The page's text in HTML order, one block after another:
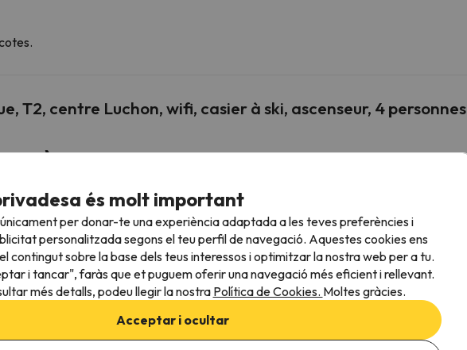
T2, centre Luchon, wifi, casier à ski, ascenseur, 4 personnes
Aeroports propers
Aeroport de Tarbes (XTB - Aeródromo
de Tarbes)
Aeroport de La Seu d'Urgell (LEU) 83.4 km
és molt important
per donar-te una experiència adaptada a les teves preferències i
personalitzada segons el teu perfil de navegació. Aquestes cookies ens
contingut sobre la base dels teus interessos i optimitzar la nostra web per a tu.
i tancar", faràs que et puguem oferir una navegació més eficient i rellevant.
més detalls, podeu llegir la nostra Política de Cookies. Moltes gràcies.
Acceptar i ocultar